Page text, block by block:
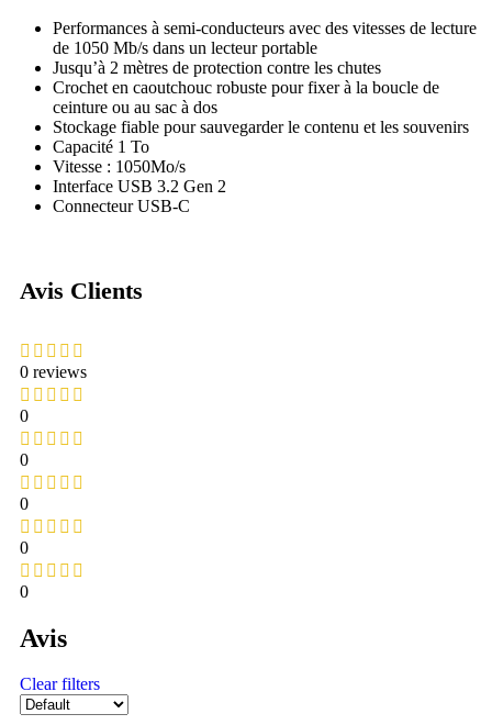
Performances à semi-conducteurs avec des vitesses de lecture
de 1050 Mb/s dans un lecteur portable
Jusqu’à 2 mètres de protection contre les chutes
Crochet en caoutchouc robuste pour fixer à la boucle de
ceinture ou au sac à dos
Stockage fiable pour sauvegarder le contenu et les souvenirs
Capacité 1 To
Vitesse : 1050Mo/s
Interface USB 3.2 Gen 2
Connecteur USB-C
Avis Clients
0 reviews
0
0
0
0
0
Avis
Clear filters